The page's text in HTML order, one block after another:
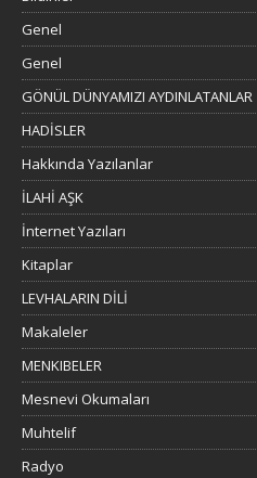
Genel
Genel
GÖNÜL DÜNYAMIZI AYDINLATANLAR
HADİSLER
Hakkında Yazılanlar
İLAHİ AŞK
İnternet Yazıları
Kitaplar
LEVHALARIN DİLİ
Makaleler
MENKIBELER
Mesnevi Okumaları
Muhtelif
Radyo